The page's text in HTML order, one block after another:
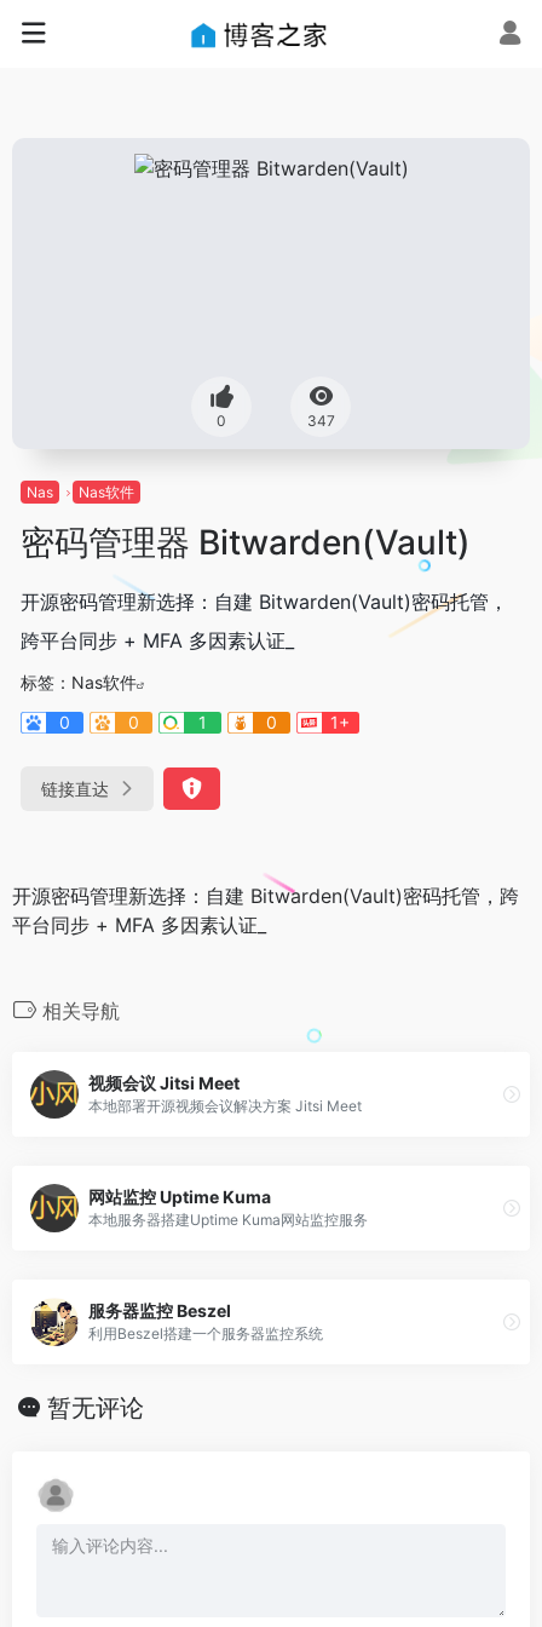
0 347
Nas Nas软件
密码管理器 Bitwarden(Vault)
开源密码管理新选择：自建 Bitwarden(Vault)密码托管，
跨平台同步 + MFA 多因素认证_
标签： Nas软件
0
0 1 0 1+
链接直达
开源密码管理新选择：自建 Bitwarden(Vault)密码托管，跨
平台同步 + MFA 多因素认证_
相关导航
视频会议 Jitsi Meet
本地部署开源视频会议解决方案 Jitsi Meet
网站监控 Uptime Kuma
本地服务器搭建Uptime Kuma网站监控服务
服务器监控 Beszel
利用Beszel搭建一个服务器监控系统
暂无评论